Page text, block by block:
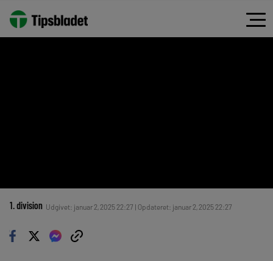
1. division Udgivet: januar 2, 2025 22:27 | Opdateret: januar 2, 2025 22:27